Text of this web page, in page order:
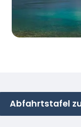
Abfahrtstafel